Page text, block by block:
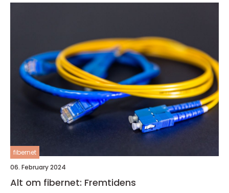
fibernet
06. February 2024
Alt om fibernet: Fremtidens